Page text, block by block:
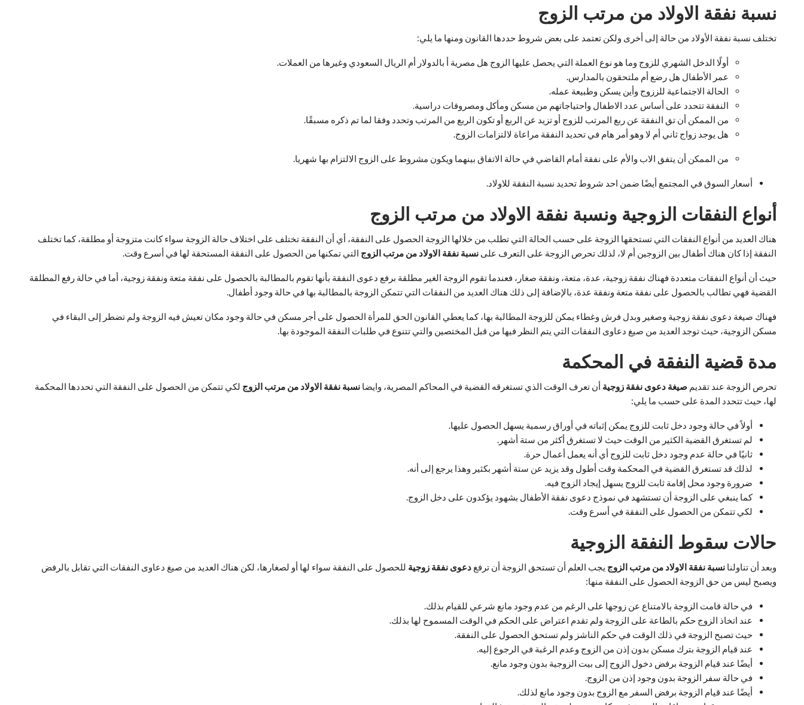
نسبة نفقة الاولاد من مرتب الزوج
تختلف نسبة نفقة الأولاد من حالة إلى أخرى ولكن تعتمد على بعض شروط حددها القانون ومنها ما يلي:
أولًا الدخل الشهري للزوج وما هو نوع العملة التي يحصل عليها الزوج هل مصرية أ بالدولار أم الريال السعودي وغيرها من العملات.
عمر الأطفال هل رضع أم ملتحقون بالمدارس.
الحالة الاجتماعية للززوج وأين يسكن وطبيعة عمله.
النفقة تتحدد على أساس عدد الاطفال واحتياجاتهم من مسكن ومأكل ومصروفات دراسية.
من الممكن أن تق النفقة عن ربع المرتب للزوج أو تزيد عن الربع أو تكون الربع من المرتب وتحدد وفقا لما تم ذكره مسبقًا.
هل يوجد زواج ثاني أم لا وهو أمر هام في تحديد النفقة مراعاة لالتزامات الزوج.
من الممكن أن يتفق الاب والأم على نفقة أمام القاضي في حالة الاتفاق بينهما ويكون مشروط على الزوج الالتزام بها شهريا.
أسعار السوق في المجتمع أيضًا ضمن احد شروط تحديد نسبة النفقة للاولاد.
أنواع النفقات الزوجية ونسبة نفقة الاولاد من مرتب الزوج
هناك العديد من أنواع النفقات التي تستحقها الزوجة على حسب الحالة التي تطلب من خلالها الزوجة الحصول على النفقة، أي أن النفقة تختلف على اختلاف حالة الزوجة سواء كانت متزوجة أو مطلقة، كما تختلف
النفقة إذا كان هناك أطفال بين الزوجين أم لا، لذلك تحرص الزوجة على التعرف على نسبة نفقة الاولاد من مرتب الزوج التي تمكنها من الحصول على النفقة المستحقة لها في أسرع وقت.
حيث أن أنواع النفقات متعددة فهناك نفقة زوجية، عدة، متعة، ونفقة صغار، فعندما تقوم الزوجة الغير مطلقة برفع دعوى النفقة بأنها تقوم بالمطالبة بالحصول على نفقة متعة ونفقة زوجية، أما في حالة رفع المطلقة
القضية فهي تطالب بالحصول على نفقة متعة ونفقة عدة، بالإضافة إلى ذلك هناك العديد من النفقات التي تتمكن الزوجة بالمطالبة بها في حالة وجود أطفال.
فهناك صيغة دعوى نفقة زوجية وصغير وبدل فرش وغطاء يمكن للزوجة المطالبة بها، كما يعطي القانون الحق للمرأة الحصول على أجر مسكن في حالة وجود مكان تعيش فيه الزوجة ولم تضطر إلى البقاء في
مسكن الزوجية، حيث توجد العديد من صيغ دعاوى النفقات التي يتم النظر فيها من قبل المختصين والتي تتنوع في طلبات النفقة الموجودة بها.
مدة قضية النفقة في المحكمة
تحرص الزوجة عند تقديم صيغة دعوى نفقة زوجية أن تعرف الوقت الذي تستغرقه القضية في المحاكم المصرية، وايضا نسبة نفقة الاولاد من مرتب الزوج لكي تتمكن من الحصول على النفقة التي تحددها المحكمة
لها، حيث تتحدد المدة على حسب ما يلي:
أولاً في حالة وجود دخل ثابت للزوج يمكن إثباته في أوراق رسمية يسهل الحصول عليها.
لم تستغرق القضية الكثير من الوقت حيث لا تستغرق أكثر من ستة أشهر.
ثانيًا في حالة عدم وجود دخل ثابت للزوج أي أنه يعمل أعمال حرة.
لذلك قد تستغرق القضية في المحكمة وقت أطول وقد يزيد عن ستة أشهر بكثير وهذا يرجع إلى أنه.
ضرورة وجود محل إقامة ثابت للزوج يسهل إيجاد الزوج فيه.
كما ينبغي على الزوجة أن تستشهد في نموذج دعوى نفقة الأطفال بشهود يؤكدون على دخل الزوج.
لكي تتمكن من الحصول على النفقة في أسرع وقت.
حالات سقوط النفقة الزوجية
وبعد أن تناولنا نسبة نفقة الاولاد من مرتب الزوج يجب العلم أن تستحق الزوجة أن ترفع دعوى نفقة زوجية للحصول على النفقة سواء لها أو لصغارها، لكن هناك العديد من صيغ دعاوى النفقات التي تقابل بالرفض
ويصبح ليس من حق الزوجة الحصول على النفقة منها:
في حالة قامت الزوجة بالامتناع عن زوجها على الرغم من عدم وجود مانع شرعي للقيام بذلك.
عند اتخاذ الزوج حكم بالطاعة على الزوجة ولم تقدم اعتراض على الحكم في الوقت المسموح لها بذلك.
حيث تصبح الزوجة في ذلك الوقت في حكم الناشز ولم تستحق الحصول على النفقة.
عند قيام الزوجة بترك مسكن بدون إذن من الزوج وعدم الرغبة في الرجوع إليه.
أيضًا عند قيام الزوجة برفض دخول الزوج إلى بيت الزوجية بدون وجود مانع.
في حالة سفر الزوجة بدون وجود إذن من الزوج.
أيضًا عند قيام الزوجة برفض السفر مع الزوج بدون وجود مانع لذلك.